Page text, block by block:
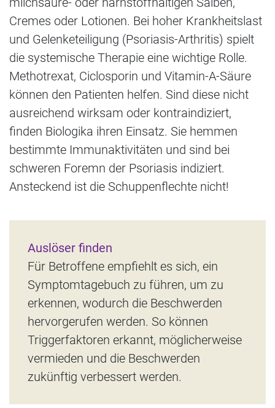
Cremes oder Lotionen. Bei hoher Krankheitslast
und Gelenketeiligung (Psoriasis-Arthritis) spielt
die systemische Therapie eine wichtige Rolle.
Methotrexat, Ciclosporin und Vitamin-A-Säure
können den Patienten helfen. Sind diese nicht
ausreichend wirksam oder kontraindiziert,
finden Biologika ihren Einsatz. Sie hemmen
bestimmte Immunaktivitäten und sind bei
schweren Foremn der Psoriasis indiziert.
Ansteckend ist die Schuppenflechte nicht!
Auslöser finden
Für Betroffene empfiehlt es sich, ein
Symptomtagebuch zu führen, um zu
erkennen, wodurch die Beschwerden
hervorgerufen werden. So können
Triggerfaktoren erkannt, möglicherweise
vermieden und die Beschwerden
zukünftig verbessert werden.